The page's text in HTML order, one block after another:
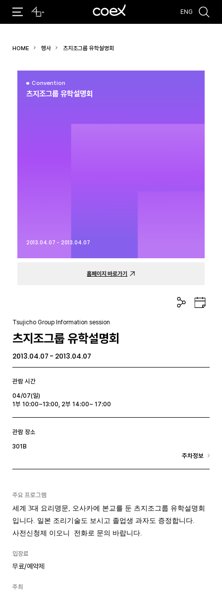
#코엑스 전시 #행사 #주차안내
ENG
HOME 행사 츠지조그룹 유학설명회
Convention
츠지조그룹 유학설명회
2013.04.07 - 2013.04.07
홈페이지 바로가기
공
유
구
글
Tsujicho Group Information session
츠지조그룹 유학설명회
2013.04.07 - 2013.04.07
관람 시간
04/07(일)
1부 10:00~13:00, 2부 14:00~ 17:00
관람 장소
301B
주차정보
주요 프로그램
세계 3대 요리명문, 오사카에 본교를 둔 츠지조그룹 유학설명회
입니다. 일본 조리기술도 보시고 졸업생 과자도 증정합니다.
사전신청제 이오니 전화로 문의 바랍니다.
입장료
무료/예약제
주최